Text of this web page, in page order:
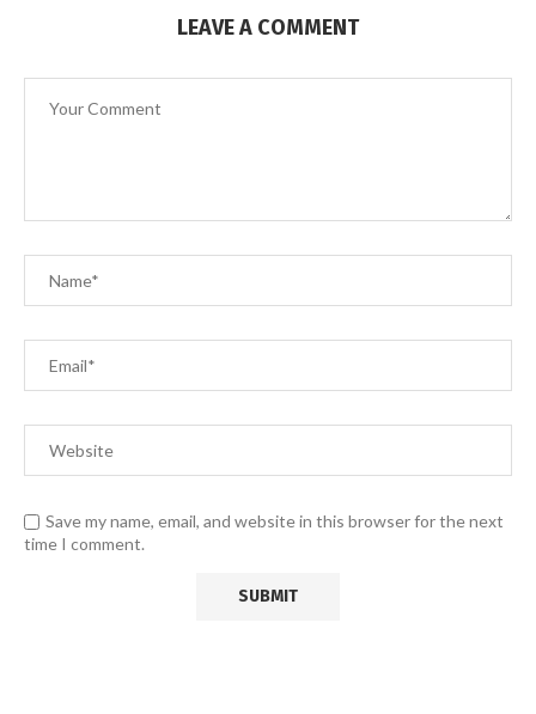
LEAVE A COMMENT
Save my name, email, and website in this browser for the next
time I comment.